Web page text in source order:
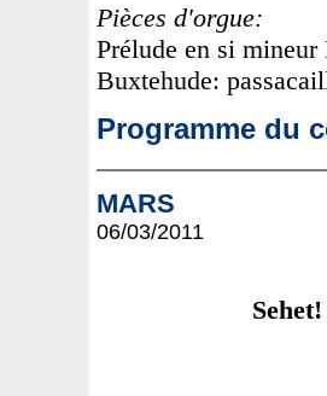
Pièces d'orgue:
Prélude en si
Buxtehude:
Programme du
MARS
06/03/2011